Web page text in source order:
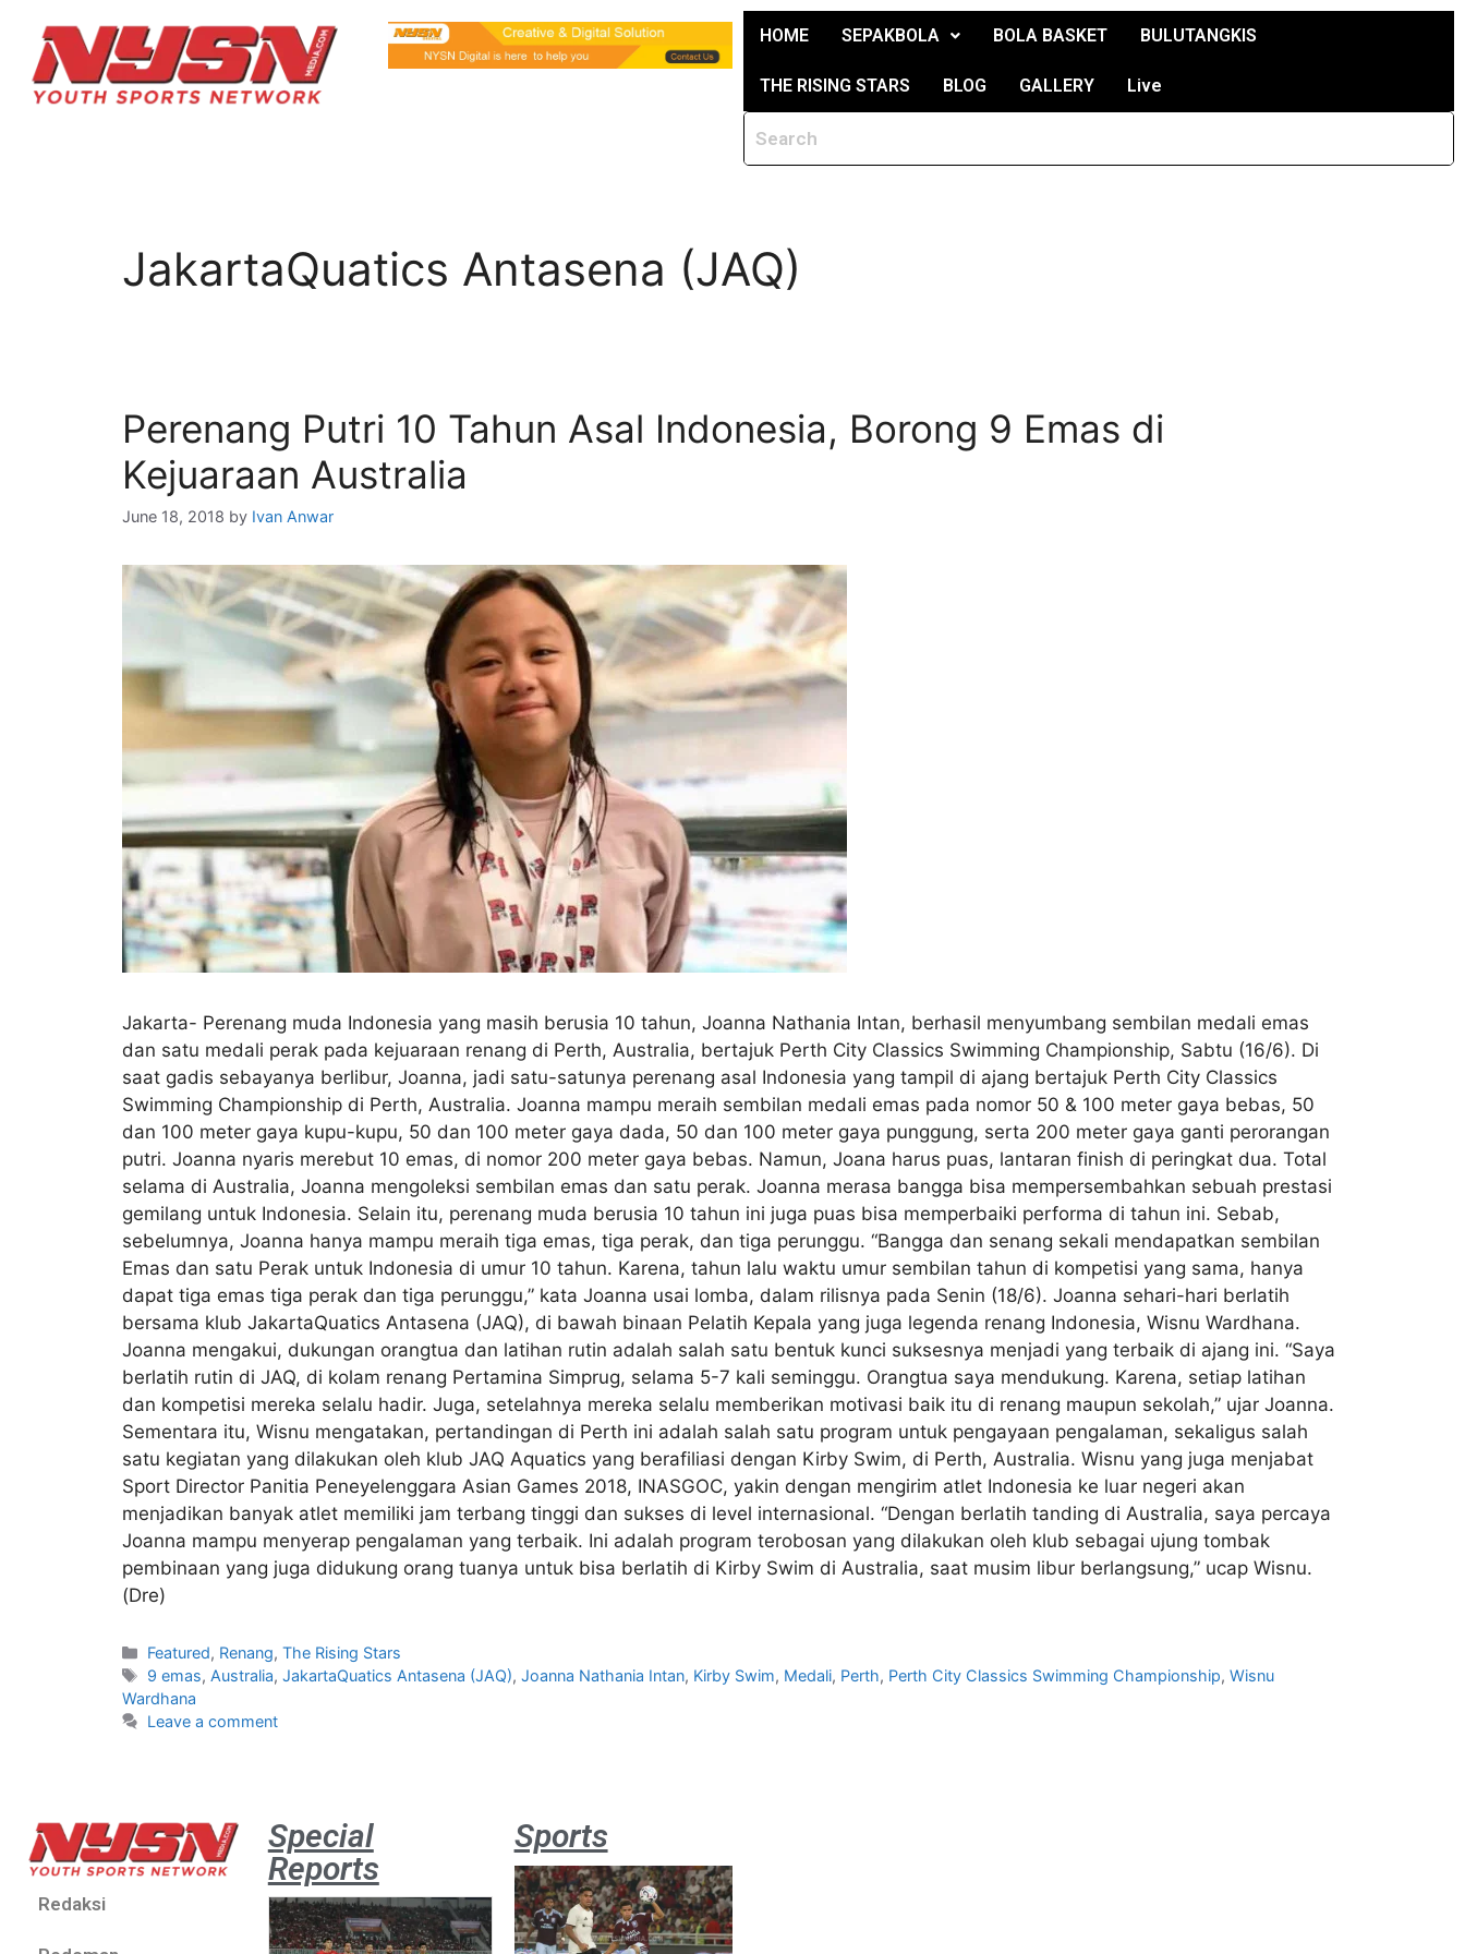
HOME SEPAKBOLA BOLA BASKET BULUTANGKIS
THE RISING STARS BLOG GALLERY Live
JakartaQuatics Antasena (JAQ)
Perenang Putri 10 Tahun Asal Indonesia, Borong 9 Emas di
Kejuaraan Australia
June 18, 2018 by Ivan Anwar
Jakarta- Perenang muda Indonesia yang masih berusia 10 tahun, Joanna Nathania Intan, berhasil menyumbang sembilan medali emas
dan satu medali perak pada kejuaraan renang di Perth, Australia, bertajuk Perth City Classics Swimming Championship, Sabtu (16/6). Di
saat gadis sebayanya berlibur, Joanna, jadi satu-satunya perenang asal Indonesia yang tampil di ajang bertajuk Perth City Classics
Swimming Championship di Perth, Australia. Joanna mampu meraih sembilan medali emas pada nomor 50 & 100 meter gaya bebas, 50
dan 100 meter gaya kupu-kupu, 50 dan 100 meter gaya dada, 50 dan 100 meter gaya punggung, serta 200 meter gaya ganti perorangan
putri. Joanna nyaris merebut 10 emas, di nomor 200 meter gaya bebas. Namun, Joana harus puas, lantaran finish di peringkat dua. Total
selama di Australia, Joanna mengoleksi sembilan emas dan satu perak. Joanna merasa bangga bisa mempersembahkan sebuah prestasi
gemilang untuk Indonesia. Selain itu, perenang muda berusia 10 tahun ini juga puas bisa memperbaiki performa di tahun ini. Sebab,
sebelumnya, Joanna hanya mampu meraih tiga emas, tiga perak, dan tiga perunggu. “Bangga dan senang sekali mendapatkan sembilan
Emas dan satu Perak untuk Indonesia di umur 10 tahun. Karena, tahun lalu waktu umur sembilan tahun di kompetisi yang sama, hanya
dapat tiga emas tiga perak dan tiga perunggu,” kata Joanna usai lomba, dalam rilisnya pada Senin (18/6). Joanna sehari-hari berlatih
bersama klub JakartaQuatics Antasena (JAQ), di bawah binaan Pelatih Kepala yang juga legenda renang Indonesia, Wisnu Wardhana.
Joanna mengakui, dukungan orangtua dan latihan rutin adalah salah satu bentuk kunci suksesnya menjadi yang terbaik di ajang ini. “Saya
berlatih rutin di JAQ, di kolam renang Pertamina Simprug, selama 5-7 kali seminggu. Orangtua saya mendukung. Karena, setiap latihan
dan kompetisi mereka selalu hadir. Juga, setelahnya mereka selalu memberikan motivasi baik itu di renang maupun sekolah,” ujar Joanna.
Sementara itu, Wisnu mengatakan, pertandingan di Perth ini adalah salah satu program untuk pengayaan pengalaman, sekaligus salah
satu kegiatan yang dilakukan oleh klub JAQ Aquatics yang berafiliasi dengan Kirby Swim, di Perth, Australia. Wisnu yang juga menjabat
Sport Director Panitia Peneyelenggara Asian Games 2018, INASGOC, yakin dengan mengirim atlet Indonesia ke luar negeri akan
menjadikan banyak atlet memiliki jam terbang tinggi dan sukses di level internasional. “Dengan berlatih tanding di Australia, saya percaya
Joanna mampu menyerap pengalaman yang terbaik. Ini adalah program terobosan yang dilakukan oleh klub sebagai ujung tombak
pembinaan yang juga didukung orang tuanya untuk bisa berlatih di Kirby Swim di Australia, saat musim libur berlangsung,” ucap Wisnu.
(Dre)
Featured, Renang,The Rising Stars
9 emas, Australia,JakartaQuatics Antasena (JAQ),Joanna Nathania Intan, Kirby Swim, Medali, Perth, Perth City Classics Swimming Championship,Wisnu
Wardhana
Leave a comment
Redaksi
Special
Reports
Sports